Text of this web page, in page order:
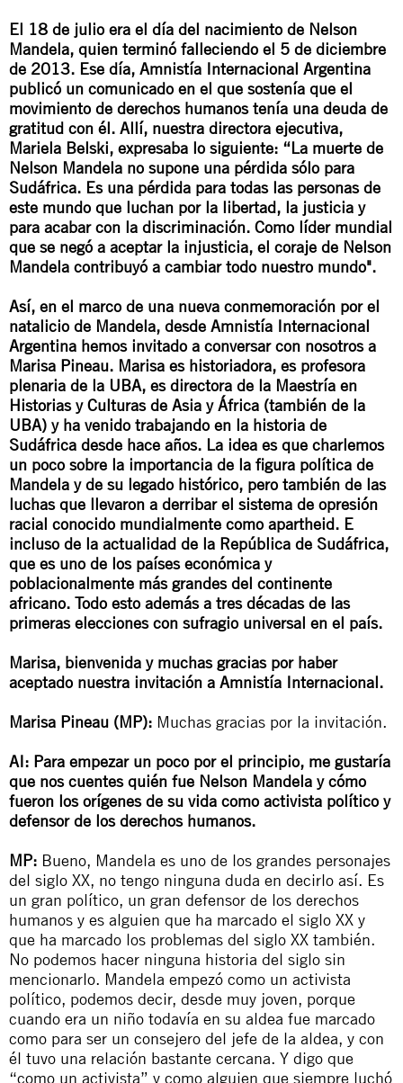
El 18 de julio era el día del nacimiento de Nelson
Mandela, quien terminó falleciendo el 5 de diciembre
de 2013. Ese día, Amnistía Internacional Argentina
publicó un comunicado en el que sostenía que el
movimiento de derechos humanos tenía una deuda de
gratitud con él. Allí, nuestra directora ejecutiva,
Mariela Belski, expresaba lo siguiente: “La muerte de
Nelson Mandela no supone una pérdida sólo para
Sudáfrica. Es una pérdida para todas las personas de
este mundo que luchan por la libertad, la justicia y
para acabar con la discriminación. Como líder mundial
que se negó a aceptar la injusticia, el coraje de Nelson
Mandela contribuyó a cambiar todo nuestro mundo".
Así, en el marco de una nueva conmemoración por el
natalicio de Mandela, desde Amnistía Internacional
Argentina hemos invitado a conversar con nosotros a
Marisa Pineau. Marisa es historiadora, es profesora
plenaria de la UBA, es directora de la Maestría en
Historias y Culturas de Asia y África (también de la
UBA) y ha venido trabajando en la historia de
Sudáfrica desde hace años. La idea es que charlemos
un poco sobre la importancia de la figura política de
Mandela y de su legado histórico, pero también de las
luchas que llevaron a derribar el sistema de opresión
racial conocido mundialmente como apartheid. E
incluso de la actualidad de la República de Sudáfrica,
que es uno de los países económica y
poblacionalmente más grandes del continente
africano. Todo esto además a tres décadas de las
primeras elecciones con sufragio universal en el país.
Marisa, bienvenida y muchas gracias por haber
aceptado nuestra invitación a Amnistía Internacional.
Marisa Pineau (MP): Muchas gracias por la invitación.
AI: Para empezar un poco por el principio, me gustaría
que nos cuentes quién fue Nelson Mandela y cómo
fueron los orígenes de su vida como activista político y
defensor de los derechos humanos.
MP: Bueno, Mandela es uno de los grandes personajes
del siglo XX, no tengo ninguna duda en decirlo así. Es
un gran político, un gran defensor de los derechos
humanos y es alguien que ha marcado el siglo XX y
que ha marcado los problemas del siglo XX también.
No podemos hacer ninguna historia del siglo sin
mencionarlo. Mandela empezó como un activista
político, podemos decir, desde muy joven, porque
cuando era un niño todavía en su aldea fue marcado
como para ser un consejero del jefe de la aldea, y con
él tuvo una relación bastante cercana. Y digo que
“como un activista” y como alguien que siempre luchó